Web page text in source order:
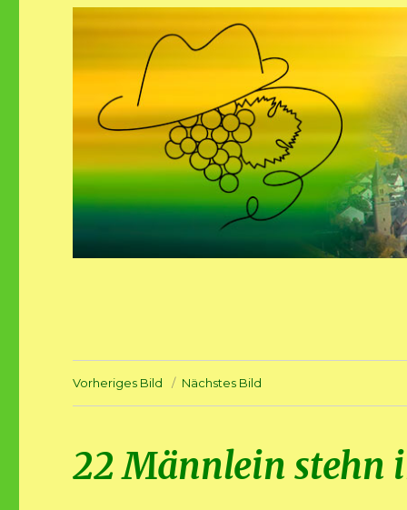
Vorheriges Bild Nächstes Bild
22 Männlein stehn